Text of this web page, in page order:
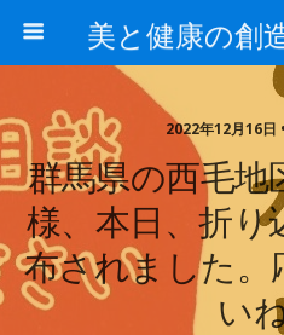
2022年12月16日
群馬県の西毛
様、本日、折
布されました
い